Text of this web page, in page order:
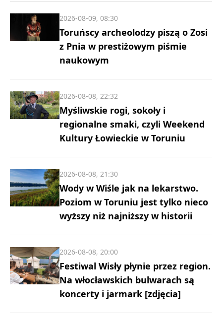
Toruńscy archeolodzy piszą o Zosi
z Pnia w prestiżowym piśmie
naukowym
2026-08-09, 08:30
Myśliwskie rogi, sokoły i
regionalne smaki, czyli Weekend
Kultury Łowieckie w Toruniu
2026-08-08, 22:32
Wody w Wiśle jak na lekarstwo.
Poziom w Toruniu jest tylko nieco
wyższy niż najniższy w historii
2026-08-08, 21:30
Festiwal Wisły płynie przez region.
Na włocławskich bulwarach są
koncerty i jarmark [zdjęcia]
2026-08-08, 20:00